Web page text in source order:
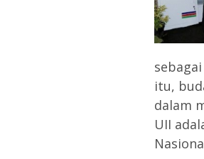
itu,
dalam
UII